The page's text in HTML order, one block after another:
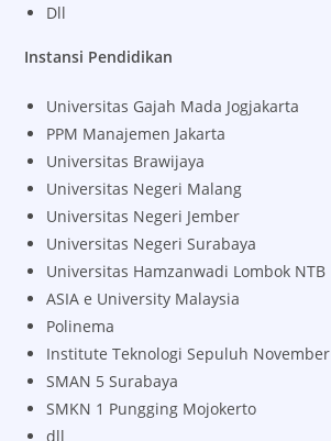
Dll
Instansi Pendidikan
Universitas Gajah Mada Jogjakarta
PPM Manajemen Jakarta
Universitas Brawijaya
Universitas Negeri Malang
Universitas Negeri Jember
Universitas Negeri Surabaya
Universitas Hamzanwadi Lombok NTB
ASIA e University Malaysia
Polinema
Institute Teknologi Sepuluh November
SMAN 5 Surabaya
SMKN 1 Pungging Mojokerto
dll